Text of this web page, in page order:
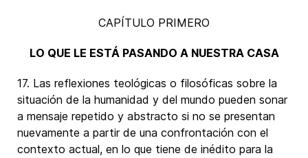
CAPÍTULO PRIMERO
LO QUE LE ESTÁ PASANDO A NUESTRA CASA
17. Las reflexiones teológicas o filosóficas sobre la
situación de la humanidad y del mundo pueden sonar
a mensaje repetido y abstracto si no se presentan
nuevamente a partir de una confrontación con el
contexto actual, en lo que tiene de inédito para la